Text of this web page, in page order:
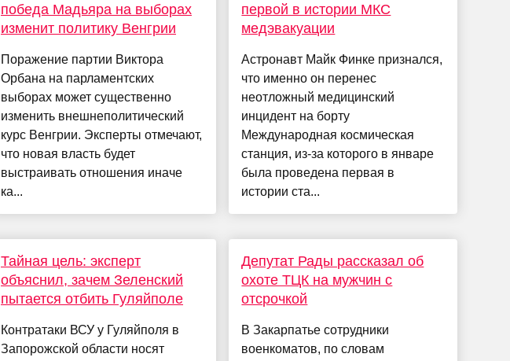
победа Мадьяра на выборах
изменит политику Венгрии
Поражение партии Виктора
Орбана на парламентских
выборах может существенно
изменить внешнеполитический
курс Венгрии. Эксперты отмечают,
что новая власть будет
выстраивать отношения иначе
ка...
Тайная цель: эксперт
объяснил, зачем Зеленский
пытается отбить Гуляйполе
Контратаки ВСУ у Гуляйполя в
Запорожской области носят
первой в истории МКС
медэвакуации
Астронавт Майк Финке признался,
что именно он перенес
неотложный медицинский
инцидент на борту
Международная космическая
станция, из-за которого в январе
была проведена первая в
истории ста...
Депутат Рады рассказал об
охоте ТЦК на мужчин с
отсрочкой
В Закарпатье сотрудники
военкоматов, по словам